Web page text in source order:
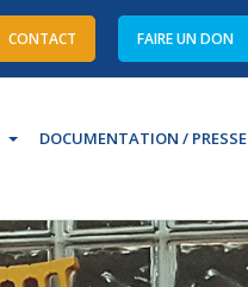
CONTACT FAIRE UN DON
DOCUMENTATION / PRESSE